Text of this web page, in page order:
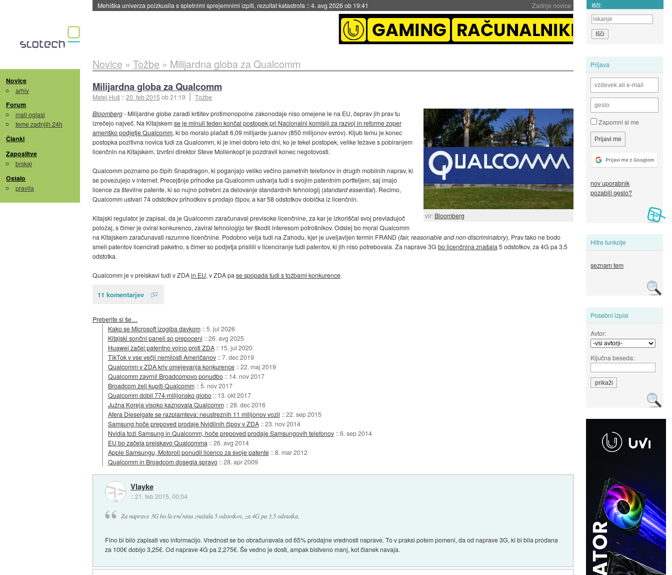
Zadnje novice
Evropska vesoljska agencija razvija svojo raketo za večkratno uporabo::4. avg 2026 ob 19:41 Išči:
Novice
arhiv
Forum
mali oglasi
teme zadnjih 24h
Članki
Zaposlitve
brskaj
Ostalo
pravila
Prijava
Zapomni si me
nov uporabnik
pozabili geslo?
Hitre funkcije
seznam tem
Posebni izpisi
Avtor:
Ključna beseda:
Novice » Tožbe » Milijardna globa za Qualcomm
Milijardna globa za Qualcomm
Matej Huš ::20. feb 2015ob 21:19 Tožbe
vir: Bloomberg
Bloomberg- Milijardne globe zaradi kršitev protimonopolne zakonodaje niso omejene le na EU, čeprav jih prav tu
izrečejo največ. Na Kitajskemse je minuli teden končal postopek pri Nacionalni komisiji za razvoj in reforme zoper
ameriško podjetje Qualcomm, ki bo moralo plačati 6,09 milijarde juanov (850 milijonov evrov). Kljub temu je konec
postopka pozitivna novica tudi za Qualcomm, ki je imel dobro leto dni, ko je tekel postopek, velike težave s pobiranjem
licenčnin na Kitajskem. Izvršni direktor Steve Mollenkopf je pozdravil konec negotovosti.
Qualcomm poznamo po čipih Snapdragon, ki poganjajo veliko večino pametnih telefonov in drugih mobilnih naprav, ki
se povezujejo v internet. Precejšnje prihodke pa Qualcomm ustvarja tudi s svojim patentnim portfeljem, saj imajo
licence za številne patente, ki so nujno potrebni za delovanje standardnih tehnologij (standard essential). Recimo,
Qualcomm ustvari 74 odstotkov prihodkov s prodajo čipov, a kar 58 odstotkov dobička iz licenčnin.
Kitajski regulator je zapisal, da je Qualcomm zaračunaval previsoke licenčnine, za kar je izkoriščal svoj prevladujoč
položaj, s čimer je oviral konkurenco, zaviral tehnologijo ter škodil interesom potrošnikov. Odslej bo moral Qualcomm
na Kitajskem zaračunavati razumne licenčnine. Podobno velja tudi na Zahodu, kjer je uveljavljen termin FRAND (fair, reasonable and non-discriminatory). Prav tako ne bodo
smeli patentov licencirati paketno, s čimer so podjetja prisilili v licenciranje tudi patentov, ki jih niso potrebovala. Za naprave 3G bo licenčnina znašala 5 odstotkov, za 4G pa 3,5
odstotka.
Qualcomm je v preiskavi tudi v ZDAin EU, v ZDA pa se spopada tudi s tožbami konkurence.
11 komentarjev
Preberite si še…
Kako se Microsoft izogiba davkom ::5. jul 2026
Kitajski sončni paneli so prepoceni ::26. avg 2025
Huawei začel patentno vojno proti ZDA :: 15. jul 2020
TikTok v vse večji nemilosti Američanov ::7. dec 2019
Qualcomm v ZDA kriv omejevanja konkurence ::22. maj 2019
Qualcomm zavrnil Broadcomovo ponudbo :: 14. nov 2017
Broadcom želi kupiti Qualcomm ::5. nov 2017
Qualcomm dobil 774-milijonsko globo :: 13. okt 2017
Južna Koreja visoko kaznovala Qualcomm ::28. dec 2016
Afera Dieselgate se razplamteva: neustreznih 11 milijonov vozil ::22. sep 2015
Samsung hoče prepoved prodaje Nvidiinih čipov v ZDA ::23. nov 2014
Nvidia toži Samsung in Qualcomm, hoče prepoved prodaje Samsungovih telefonov ::6. sep 2014
EU bo začela preiskavo Qualcomma ::26. avg 2014
Apple Samsungu, Motoroli ponudil licenco za svoje patente ::8. mar 2012
Qualcomm in Broadcom dosegla spravo ::28. apr 2009
Vlayke
::21. feb 2015, 00:04
Za naprave 3G bo licenčnina znašala 5 odstotkov, za 4G pa 3,5 odstotka.
Fino bi bilo zapisati vso informacijo. Vrednost se bo obračunavala od 65% prodajne vrednosti naprave. To v praksi potem pomeni, da od naprave 3G, ki bi bila prodana
za 100€ dobijo 3,25€. Od naprave 4G pa 2,275€. Še vedno je dosti, ampak bistveno manj, kot članek navaja.